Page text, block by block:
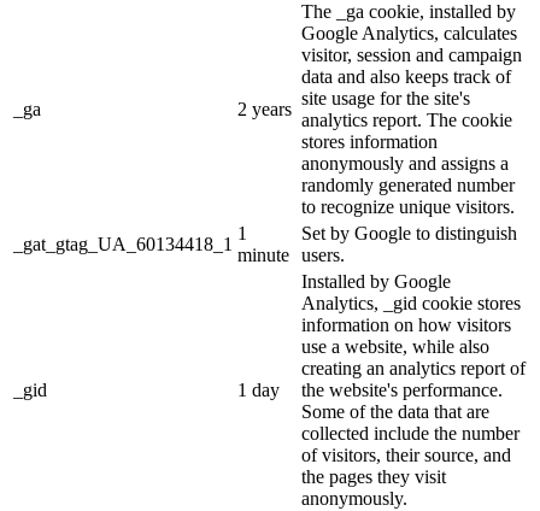
_ga 2 years
The _ga cookie, installed by
Google Analytics, calculates
visitor, session and campaign
data and also keeps track of
site usage for the site's
analytics report. The cookie
stores information
anonymously and assigns a
randomly generated number
to recognize unique visitors.
_gat_gtag_UA_60134418_1
1
minute
Set by Google to distinguish
users.
_gid 1 day
Installed by Google
Analytics, _gid cookie stores
information on how visitors
use a website, while also
creating an analytics report of
the website's performance.
Some of the data that are
collected include the number
of visitors, their source, and
the pages they visit
anonymously.